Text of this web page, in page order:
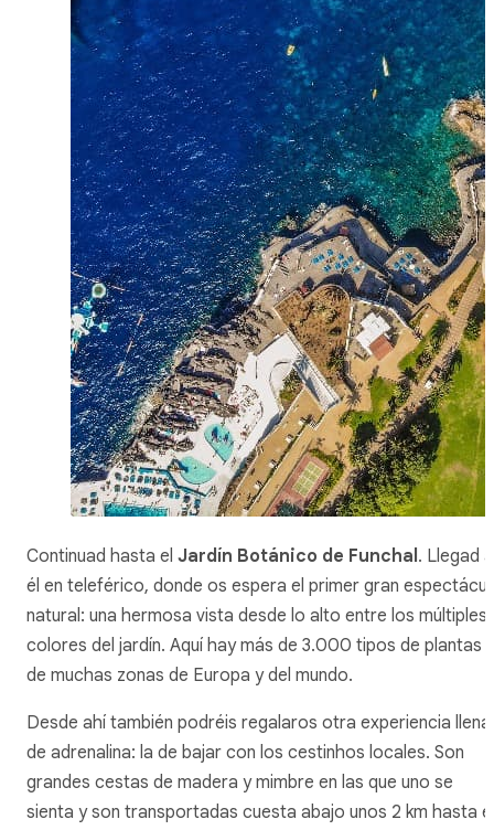
Continuad hasta el Jardín Botánico de Funchal. Llegad a
él en teleférico, donde os espera el primer gran
natural: una hermosa vista desde lo alto entre los múltiples
colores del jardín. Aquí hay más de 3.000 tipos de plantas
de muchas zonas de Europa y del mundo.
Desde ahí también podréis regalaros otra experiencia llena
de adrenalina: la de bajar con los cestinhos locales. Son
grandes cestas de madera y mimbre en las que uno se
sienta y son transportadas cuesta abajo unos 2 km hasta el